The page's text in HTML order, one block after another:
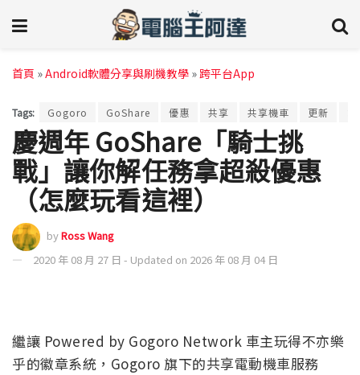
首頁 »Android軟體分享與刷機教學 »跨平台App
Tags: Gogoro GoShare 優惠 共享 共享機車 更新
慶週年 GoShare「騎士挑
戰」讓你解任務拿超殺優惠
（怎麼玩看這裡）
byRoss Wang
2020 年 08 月 27 日 - Updated on 2026 年 08 月 04 日
繼讓 Powered by Gogoro Network 車主玩得不亦樂
乎的徽章系統，Gogoro 旗下的共享電動機車服務